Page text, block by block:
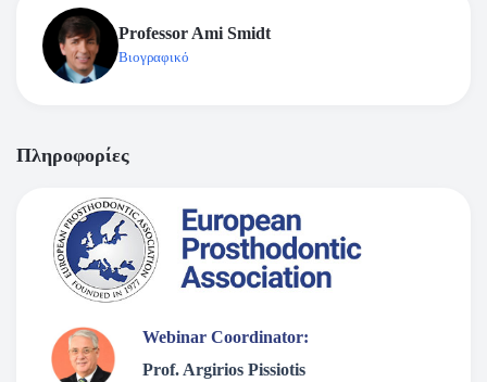
Professor Ami Smidt
Βιογραφικό
Πληροφορίες
Webinar Coordinator:
Prof. Argirios Pissiotis